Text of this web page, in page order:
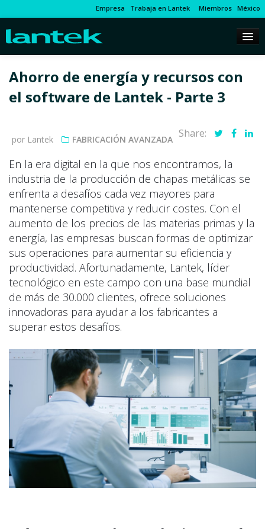
Empresa Trabaja en Lantek Miembros México
Ahorro de energía y recursos con
el software de Lantek - Parte 3
por Lantek FABRICACIÓN AVANZADA Share:
En la era digital en la que nos encontramos, la
industria de la producción de chapas metálicas se
enfrenta a desafíos cada vez mayores para
mantenerse competitiva y reducir costes. Con el
aumento de los precios de las materias primas y la
energía, las empresas buscan formas de optimizar
sus operaciones para aumentar su eficiencia y
productividad. Afortunadamente, Lantek, líder
tecnológico en este campo con una base mundial
de más de 30.000 clientes, ofrece soluciones
innovadoras para ayudar a los fabricantes a
superar estos desafíos.